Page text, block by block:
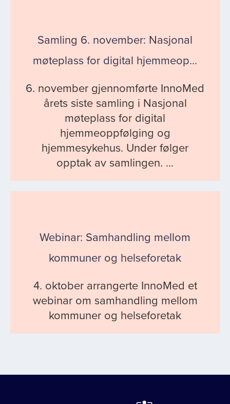
Samling 6. november: Nasjonal
møteplass for digital hjemmeop...
6. november gjennomførte InnoMed
årets siste samling i Nasjonal
møteplass for digital
hjemmeoppfølging og
hjemmesykehus. Under følger
opptak av samlingen. ...
Webinar: Samhandling mellom
kommuner og helseforetak
4. oktober arrangerte InnoMed et
webinar om samhandling mellom
kommuner og helseforetak